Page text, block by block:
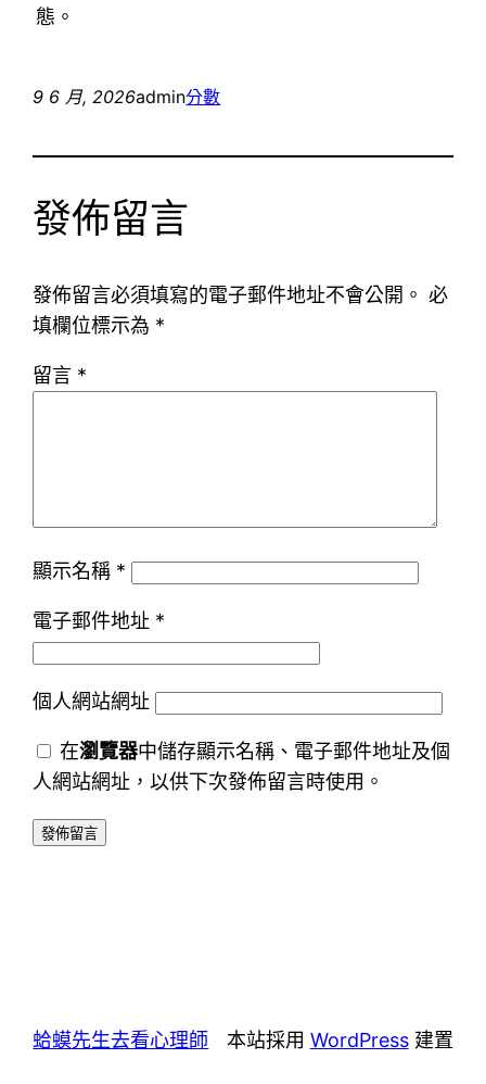
態。
9 6 月, 2026admin分數
發佈留言
發佈留言必須填寫的電子郵件地址不會公開。 必
填欄位標示為 *
留言 *
顯示名稱 *
電子郵件地址 *
個人網站網址
在瀏覽器中儲存顯示名稱、電子郵件地址及個
人網站網址，以供下次發佈留言時使用。
蛤蟆先生去看心理師 本站採用 WordPress建置